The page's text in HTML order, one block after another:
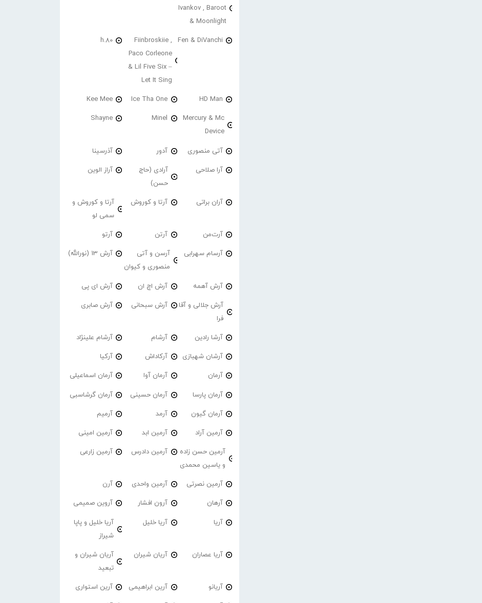
Ivankov , Baroot
& Moonlight
Fen & DiVanchi
Fiinbroskiie ,
Paco Corleone
& Lil Five Six –
Let It Sing
h.80
HD Man
Ice Tha One
Kee Mee
Mercury & Mc
Device
Minel
Shayne
آتی منصوری آدور آذرسینا
آرا صلاحی
آرادی (حاج
حسن)
آراز الوین
آران براتی آرتا و کوروش
آرتا و کوروش و
سمی لو
آرت‌من آرتن آرتو
آرسام سهرابی
آرسن و آتی
منصوری و کیوان
آرش 13 (نورالله)
آرش آهمه آرش اچ ان آرش ای پی
آرش جلالی و آقا
فرا
آرش سبحانی آرش صابری
آرشا رادین آرشام آرشام علینژاد
آرشان شهبازی آرکاداش آرکیا
آرمان آرمان آوا آرمان اسماعیلی
آرمان پارسا آرمان حسینی آرمان گرشاسبی
آرمان گیون آرمد آرمیم
آرمین آراد آرمین ابد آرمین امینی
آرمین حسن زاده
و یاسین محمدی
آرمین دادرس آرمین زارعی
آرمین نصرتی آرمین واحدی آرن
آرهان آرون افشار آروین صمیمی
آریا آریا خلیل
آریا خلیل و پاپا
شیراز
آریا عصاران آریان شیران
آریان شیران و
تبعید
آریانو آرین ابراهیمی آرین استواری